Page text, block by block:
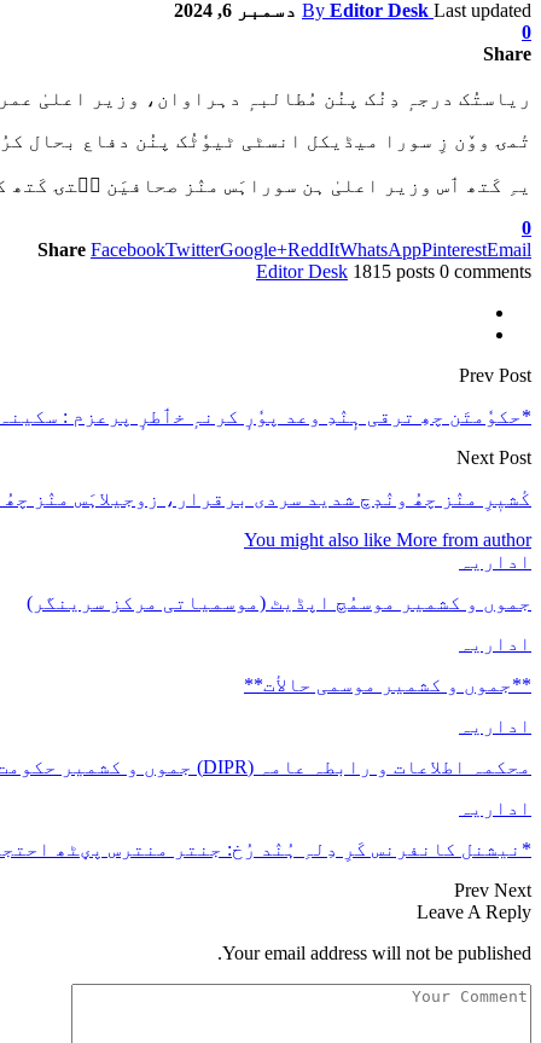
By Editor Desk Last updated
دسمبر 6, 2024
0
Share
ریاستُک درجہٕ دِنُک پنُن مُطالبہٕ دہراوان، وزیر اعلیٰ
تٔمۍ ووٚن زِ سورا میڈیکل انسٹی ٹیوٗٹُک پنُن دفاع بحال
یہِ کَتھ ٲس وزیر اعلیٰ ہن سوراہَس منٛز صحافیَن سۭتۍ کَتھ
0
Share FacebookTwitterGoogle+ReddItWhatsAppPinterestEmail
Editor Desk 1815 posts 0 comments
Prev Post
*حکوٗمتَن چھِ ترقی ہٕنٛدِ وعد پوٗرٕ کرنہٕ خٲطرٕ پرعزم :
Next Post
کٔشیٖرِ منٛز چھُ ونٛدٕچ شدید سردی برقرار، زوجیلاہَس منٛز چھُ منفی 19 ڈگری سیلسیس ریکارڈ
You might also like More from author
اداریہ
جموں و کشمیر موسمُچ اپڈیٹ (موسمیاتی مرکز سرینگر)
اداریہ
**جموں و كشمیر موسمی حالأت**
اداریہ
محکمہ اطلاعات و رابطہ عامہ (DIPR) جموں و کشمیر حکومت طرفہ بڑس پیمانس پیٹھ 17(سدہن)…
اداریہ
*نیشنل کانفرنس کَرِ دِلہِ ہُنٛد رُخ: جنتر منترس پؠٹھ
Prev Next
Leave A Reply
Your email address will not be published.